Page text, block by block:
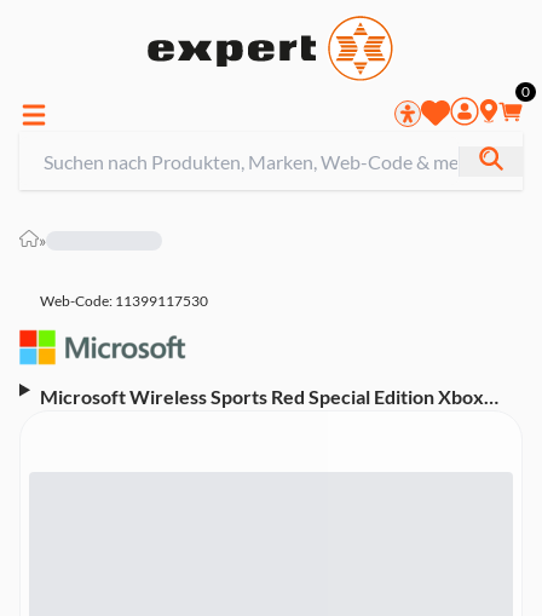
0
»
Web-Code: 11399117530
Microsoft Wireless Sports Red Special Edition Xbox